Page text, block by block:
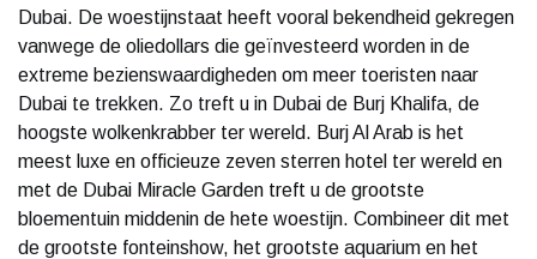
Dubai. De woestijnstaat heeft vooral bekendheid gekregen
vanwege de oliedollars die geïnvesteerd worden in de
extreme bezienswaardigheden om meer toeristen naar
Dubai te trekken. Zo treft u in Dubai de Burj Khalifa, de
hoogste wolkenkrabber ter wereld. Burj Al Arab is het
meest luxe en officieuze zeven sterren hotel ter wereld en
met de Dubai Miracle Garden treft u de grootste
bloementuin middenin de hete woestijn. Combineer dit met
de grootste fonteinshow, het grootste aquarium en het